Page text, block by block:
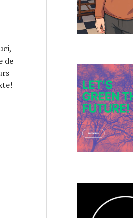
de
feuille de vote pour la demi-